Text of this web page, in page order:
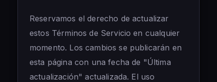
Reservamos el derecho de actualizar
estos Términos de Servicio en cualquier
momento. Los cambios se publicarán en
esta página con una fecha de "Última
actualización" actualizada. El uso